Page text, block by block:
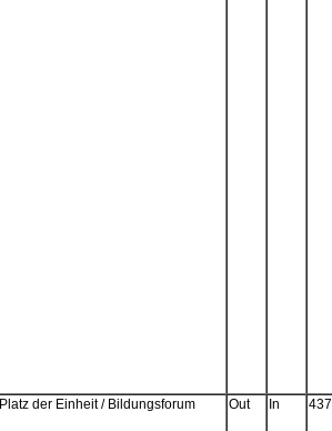
Platz der Einheit / Bildungsforum Out In 437